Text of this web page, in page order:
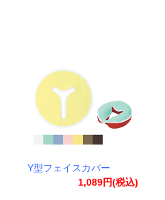
Y型フェイスカバー
1,089円(税込)